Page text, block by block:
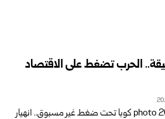
الحرب تضغط على الاقتصاد